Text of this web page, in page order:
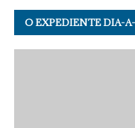
O EXPEDIENTE DIA-